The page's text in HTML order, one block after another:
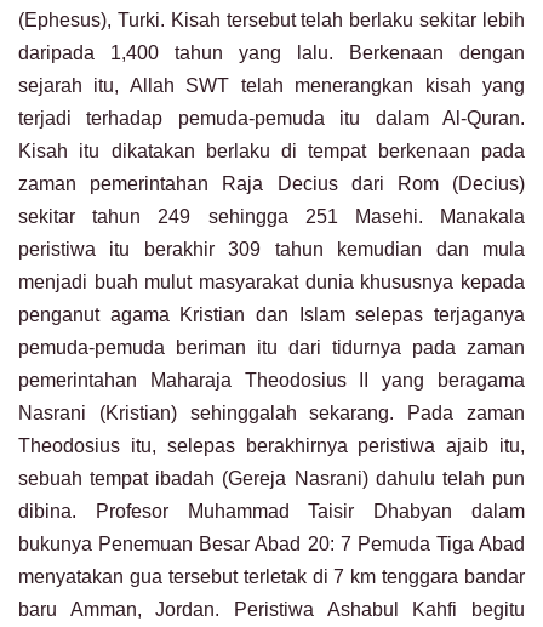
(Ephesus), Turki. Kisah tersebut telah berlaku sekitar lebih
daripada 1,400 tahun yang lalu. Berkenaan dengan
sejarah itu, Allah SWT telah menerangkan kisah yang
terjadi terhadap pemuda-pemuda itu dalam Al-Quran.
Kisah itu dikatakan berlaku di tempat berkenaan pada
zaman pemerintahan Raja Decius dari Rom (Decius)
sekitar tahun 249 sehingga 251 Masehi. Manakala
peristiwa itu berakhir 309 tahun kemudian dan mula
menjadi buah mulut masyarakat dunia khususnya kepada
penganut agama Kristian dan Islam selepas terjaganya
pemuda-pemuda beriman itu dari tidurnya pada zaman
pemerintahan Maharaja Theodosius II yang beragama
Nasrani (Kristian) sehinggalah sekarang. Pada zaman
Theodosius itu, selepas berakhirnya peristiwa ajaib itu,
sebuah tempat ibadah (Gereja Nasrani) dahulu telah pun
dibina. Profesor Muhammad Taisir Dhabyan dalam
bukunya Penemuan Besar Abad 20: 7 Pemuda Tiga Abad
menyatakan gua tersebut terletak di 7 km tenggara bandar
baru Amman, Jordan. Peristiwa Ashabul Kahfi begitu